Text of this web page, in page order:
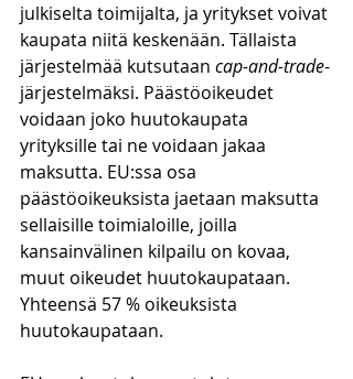
julkiselta toimijalta, ja yritykset voivat
kaupata niitä keskenään. Tällaista
järjestelmää kutsutaan cap-and-trade-
järjestelmäksi. Päästöoikeudet
voidaan joko huutokaupata
yrityksille tai ne voidaan jakaa
maksutta. EU:ssa osa
päästöoikeuksista jaetaan maksutta
sellaisille toimialoille, joilla
kansainvälinen kilpailu on kovaa,
muut oikeudet huutokaupataan.
Yhteensä 57 % oikeuksista
huutokaupataan.